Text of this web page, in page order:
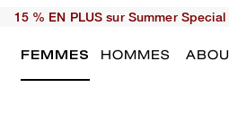
15 % EN PLUS sur Summer Special
FEMMES HOMMES